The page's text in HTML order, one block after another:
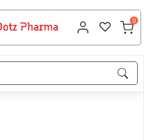
0
Mască de păr antimătreață, 250 ml -